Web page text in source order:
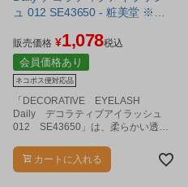
ュ 012 SE43650 - 粧美堂 ※ネ
販売価格 ¥1,078税込
会員価格あり
ネコポス便対応品
「DECORATIVE EYELASH
Daily デコラティブアイラッシュ
012 SE43650」は、柔らかい透明
つけまつげです。
カートに入れる